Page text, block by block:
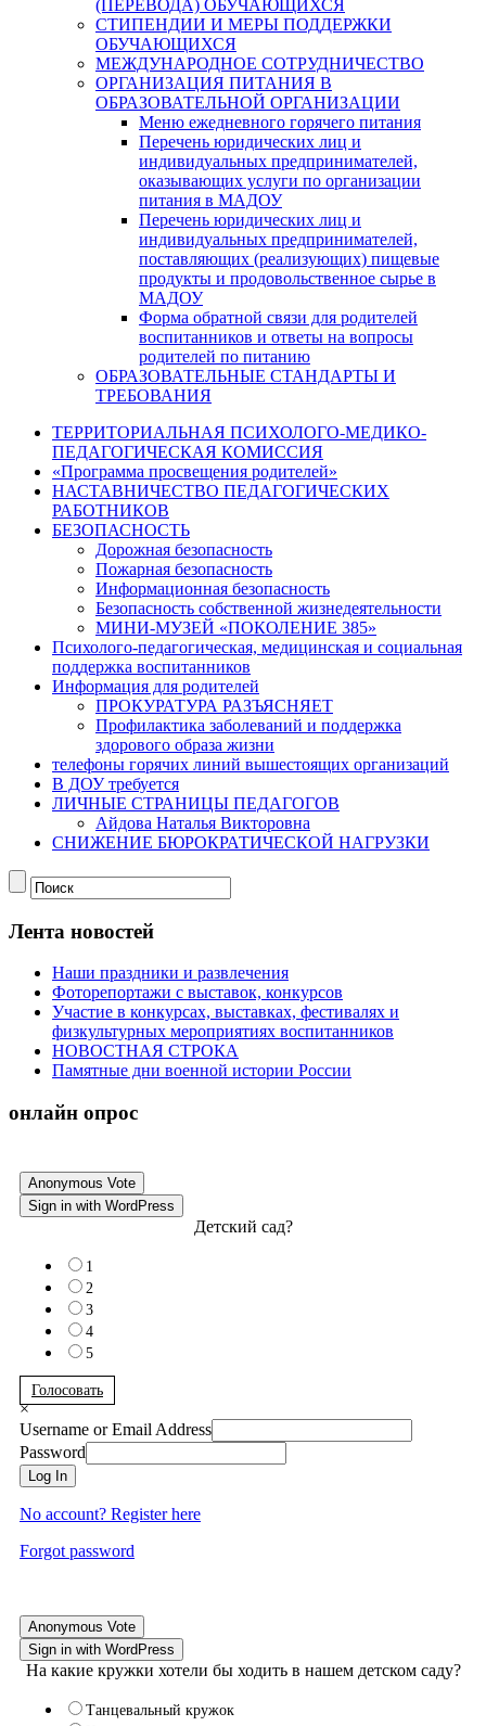
(ПЕРЕВОДА) ОБУЧАЮЩИХСЯ
СТИПЕНДИИ И МЕРЫ ПОДДЕРЖКИ
ОБУЧАЮЩИХСЯ
МЕЖДУНАРОДНОЕ СОТРУДНИЧЕСТВО
ОРГАНИЗАЦИЯ ПИТАНИЯ В
ОБРАЗОВАТЕЛЬНОЙ ОРГАНИЗАЦИИ
Меню ежедневного горячего питания
Перечень юридических лиц и
индивидуальных предпринимателей,
оказывающих услуги по организации
питания в МАДОУ
Перечень юридических лиц и
индивидуальных предпринимателей,
поставляющих (реализующих) пищевые
продукты и продовольственное сырье в
МАДОУ
Форма обратной связи для родителей
воспитанников и ответы на вопросы
родителей по питанию
ОБРАЗОВАТЕЛЬНЫЕ СТАНДАРТЫ И
ТРЕБОВАНИЯ
ТЕРРИТОРИАЛЬНАЯ ПСИХОЛОГО-МЕДИКО-
ПЕДАГОГИЧЕСКАЯ КОМИССИЯ
«Программа просвещения родителей»
НАСТАВНИЧЕСТВО ПЕДАГОГИЧЕСКИХ
РАБОТНИКОВ
БЕЗОПАСНОСТЬ
Дорожная безопасность
Пожарная безопасность
Информационная безопасность
Безопасность собственной жизнедеятельности
МИНИ-МУЗЕЙ «ПОКОЛЕНИЕ 385»
Психолого-педагогическая, медицинская и социальная
поддержка воспитанников
Информация для родителей
ПРОКУРАТУРА РАЗЪЯСНЯЕТ
Профилактика заболеваний и поддержка
здорового образа жизни
телефоны горячих линий вышестоящих организаций
В ДОУ требуется
ЛИЧНЫЕ СТРАНИЦЫ ПЕДАГОГОВ
Айдова Наталья Викторовна
СНИЖЕНИЕ БЮРОКРАТИЧЕСКОЙ НАГРУЗКИ
Лента новостей
Наши праздники и развлечения
Фоторепортажи с выставок, конкурсов
Участие в конкурсах, выставках, фестивалях и
физкультурных мероприятиях воспитанников
НОВОСТНАЯ СТРОКА
Памятные дни военной истории России
онлайн опрос
Anonymous Vote
Sign in with WordPress
Детский сад?
1
2
3
4
5
Голосовать
×
Username or Email Address
Password
Log In
No account? Register here
Forgot password
Anonymous Vote
Sign in with WordPress
На какие кружки хотели бы ходить в нашем детском саду?
Танцевальный кружок